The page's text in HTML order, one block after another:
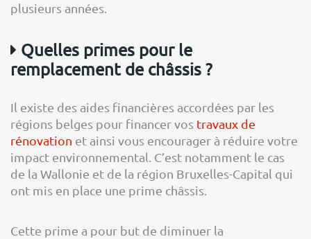
plusieurs années.
Quelles primes pour le
remplacement de châssis ?
Il existe des aides financières accordées par les
régions belges pour financer vos travaux de
rénovation et ainsi vous encourager à réduire votre
impact environnemental. C’est notamment le cas
de la Wallonie et de la région Bruxelles-Capital qui
ont mis en place une prime châssis.
Cette prime a pour but de diminuer la